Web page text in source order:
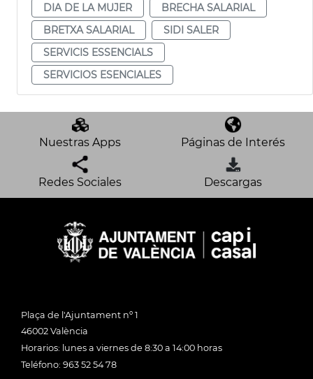
DIA DE LA MUJER
BRECHA SALARIAL
BRETXA SALARIAL
SIDI SALER
SERVICIS ESSENCIALS
SERVICIOS ESENCIALES
Nuestras Apps Páginas de Interés
Redes Sociales Descargas
Plaça de l'Ajuntament nº 1
46002 València
Horarios: lunes a viernes de 8:30 a 14:00 horas
Teléfono: 963 52 54 78